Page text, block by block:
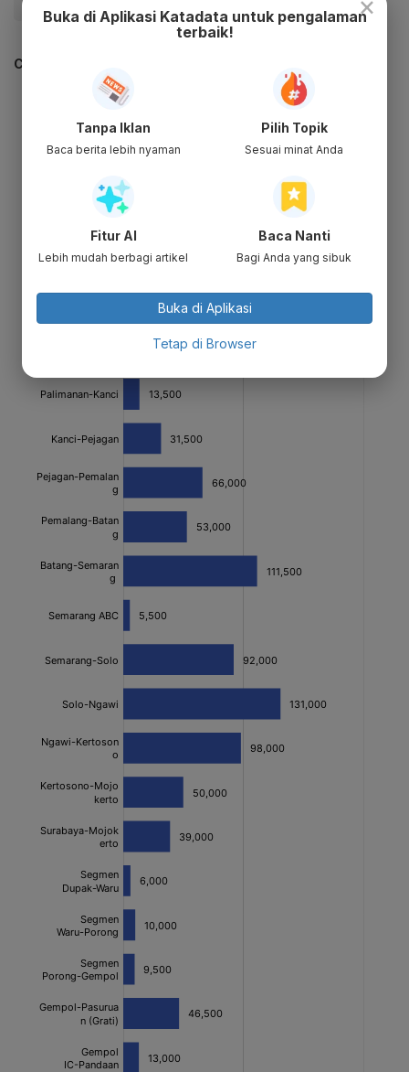
#Update Me
CEK JUGA DATA INI
Buka di Aplikasi Katadata untuk pengalaman
terbaik!
Tanpa Iklan
Baca berita lebih nyaman
Pilih Topik
Sesuai minat Anda
Fitur AI
Lebih mudah berbagi artikel
Baca Nanti
Bagi Anda yang sibuk
Buka di Aplikasi
Tetap di Browser